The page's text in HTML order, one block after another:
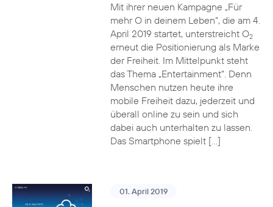
Mit ihrer neuen Kampagne „Für
mehr O in deinem Leben“, die am 4.
April 2019 startet, unterstreicht O2
erneut die Positionierung als Marke
der Freiheit. Im Mittelpunkt steht
das Thema „Entertainment“. Denn
Menschen nutzen heute ihre
mobile Freiheit dazu, jederzeit und
überall online zu sein und sich
dabei auch unterhalten zu lassen.
Das Smartphone spielt […]
01. April 2019